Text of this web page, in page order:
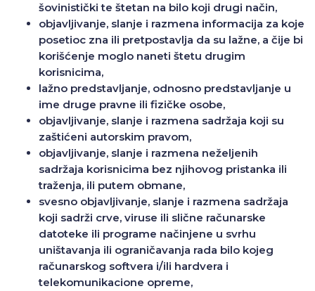
šovinistički te štetan na bilo koji drugi način,
objavljivanje, slanje i razmena informacija za koje
posetioc zna ili pretpostavlja da su lažne, a čije bi
korišćenje moglo naneti štetu drugim
korisnicima,
lažno predstavljanje, odnosno predstavljanje u
ime druge pravne ili fizičke osobe,
objavljivanje, slanje i razmena sadržaja koji su
zaštićeni autorskim pravom,
objavljivanje, slanje i razmena neželjenih
sadržaja korisnicima bez njihovog pristanka ili
traženja, ili putem obmane,
svesno objavljivanje, slanje i razmena sadržaja
koji sadrži crve, viruse ili slične računarske
datoteke ili programe načinjene u svrhu
uništavanja ili ograničavanja rada bilo kojeg
računarskog softvera i/ili hardvera i
telekomunikacione opreme,